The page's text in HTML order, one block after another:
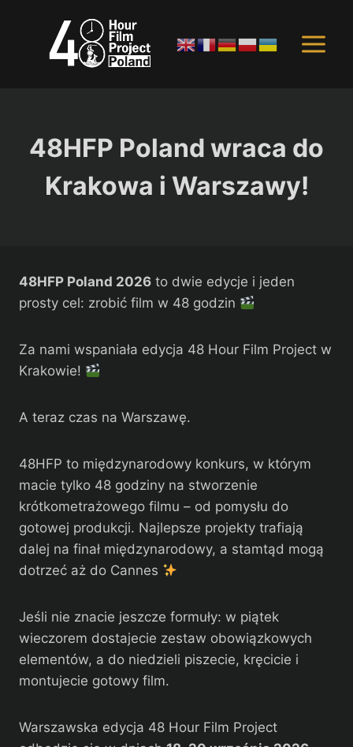
48HFP Poland wraca do
Krakowa i Warszawy!
48HFP Poland 2026 to dwie edycje i jeden
prosty cel: zrobić film w 48 godzin
Za nami wspaniała edycja 48 Hour Film Project w
Krakowie!
A teraz czas na Warszawę.
48HFP to międzynarodowy konkurs, w którym
macie tylko 48 godziny na stworzenie
krótkometrażowego filmu – od pomysłu do
gotowej produkcji. Najlepsze projekty trafiają
dalej na finał międzynarodowy, a stamtąd mogą
dotrzeć aż do Cannes
Jeśli nie znacie jeszcze formuły: w piątek
wieczorem dostajecie zestaw obowiązkowych
elementów, a do niedzieli piszecie, kręcicie i
montujecie gotowy film.
Warszawska edycja 48 Hour Film Project